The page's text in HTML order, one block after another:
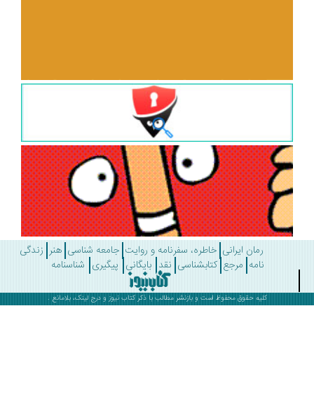
رمان ایرانی خاطره، سفرنامه و روایت جامعه شناسی هنر زندگی
مرجع کتابشناسی نقد بایگانی پیگیری شناسنامه
کلیه حقوق محفوظ است و بازنشر مطالب با ذکرکتاب نیوز و درج لینک، بلامانع .